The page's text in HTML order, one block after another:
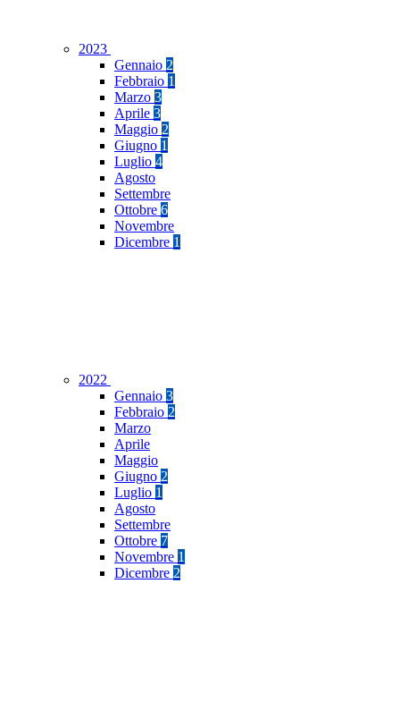
2023
Gennaio 2
Febbraio 1
Marzo 3
Aprile 3
Maggio 2
Giugno 1
Luglio 4
Agosto
Settembre
Ottobre 6
Novembre
Dicembre 1
2022
Gennaio 3
Febbraio 2
Marzo
Aprile
Maggio
Giugno 2
Luglio 1
Agosto
Settembre
Ottobre 7
Novembre 1
Dicembre 2